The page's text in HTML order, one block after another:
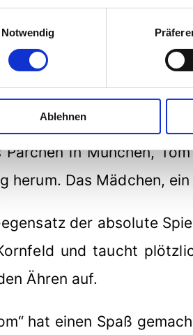
Notwendig
Ablehnen
mit dem Filmdukaten
mit Fotos
Pärchen in München,
herum. Das Mädchen,
der absolute
und taucht
Ähren auf.
hat einen Spaß